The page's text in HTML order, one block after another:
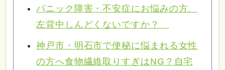
パニック障害・不安症にお悩みの方、
左背中しんどくないですか？
神戸市・明石市で便秘に悩まれる女性
の方へ食物繊維取りすぎはNG？自宅